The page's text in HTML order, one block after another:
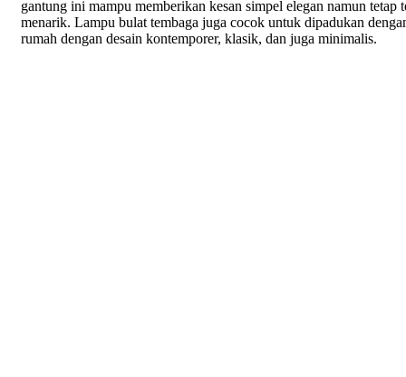
gantung ini mampu memberikan kesan simpel elegan namun tetap
menarik. Lampu bulat tembaga juga cocok untuk dipadukan
rumah dengan desain kontemporer, klasik, dan juga minimalis.